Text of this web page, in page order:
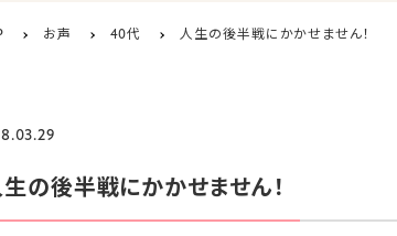
お声 40代 人生の後半戦にかかせません！
の後半戦にかかせません！